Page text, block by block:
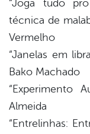
“Joga tudo
técnica de
Vermelho
“Janelas em
Bako Machado
“Experimento
Almeida
“Entrelinhas: